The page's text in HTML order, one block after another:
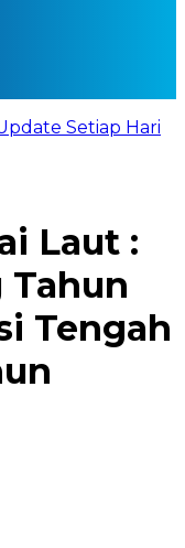
Setiap Hari
Laut :
Tahun
Tengah